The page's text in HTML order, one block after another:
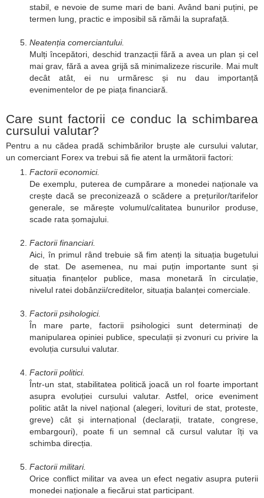
stabil, e nevoie de sume mari de bani. Având bani puțini, pe
termen lung, practic e imposibil să rămâi la suprafață.
Neatenția comerciantului.
Mulți începători, deschid tranzacții fără a avea un plan și cel
mai grav, fără a avea grijă să minimalizeze riscurile. Mai mult
decât atât, ei nu urmăresc și nu dau importanță
evenimentelor de pe piața financiară.
Care sunt factorii ce conduc la schimbarea
cursului valutar?
Pentru a nu cădea pradă schimbărilor bruște ale cursului valutar,
un comerciant Forex va trebui să fie atent la următorii factori:
Factorii economici.
De exemplu, puterea de cumpărare a monedei naționale va
crește dacă se preconizează o scădere a prețurilor/tarifelor
generale, se mărește volumul/calitatea bunurilor produse,
scade rata șomajului.
Factorii financiari.
Aici, în primul rând trebuie să fim atenți la situația bugetului
de stat. De asemenea, nu mai puțin importante sunt și
situația finanțelor publice, masa monetară în circulație,
nivelul ratei dobânzii/creditelor, situația balanței comerciale.
Factorii psihologici.
În mare parte, factorii psihologici sunt determinați de
manipularea opiniei publice, speculații și zvonuri cu privire la
evoluția cursului valutar.
Factorii politici.
Într-un stat, stabilitatea politică joacă un rol foarte important
asupra evoluției cursului valutar. Astfel, orice eveniment
politic atât la nivel național (alegeri, lovituri de stat, proteste,
greve) cât și internațional (declarații, tratate, congrese,
embargouri), poate fi un semnal că cursul valutar îți va
schimba direcția.
Factorii militari.
Orice conflict militar va avea un efect negativ asupra puterii
monedei naționale a fiecărui stat participant.